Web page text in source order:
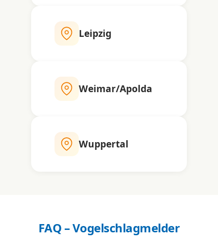
Leipzig
Weimar/Apolda
Wuppertal
FAQ – Vogelschlagmelder